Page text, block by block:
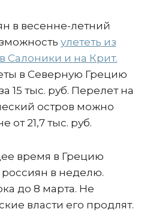
в весенне-летний
улететь из
Салоники и на Крит.
в Северную Грецию
15 тыс. руб. Перелет на
остров можно
от 21,7 тыс. руб.
время в Грецию
в неделю.
до 8 марта. Не
власти его продлят.